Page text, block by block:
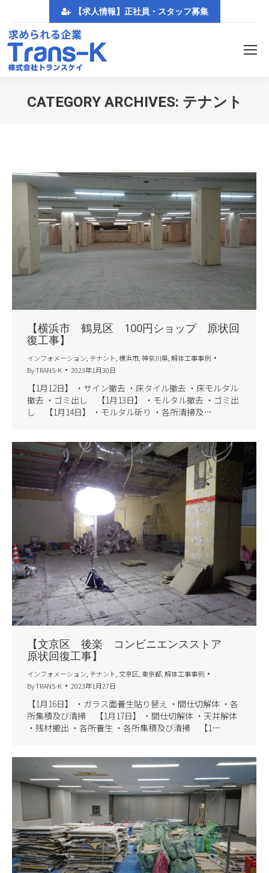
【求人情報】正社員・スタッフ募集
CATEGORY ARCHIVES: テナント
【横浜市 鶴見区 100円ショップ 原状回
復工事】
インフォメーション テナント 横浜市 神奈川県 解体工事事例
ByTRANS-K 2023年1月30日
【1月12日】 ・サイン撤去 ・床タイル撤去 ・床モルタル
撤去 ・ゴミ出し 【1月13日】 ・モルタル撤去 ・ゴミ出
し 【1月14日】 ・モルタル斫り ・各所清掃及…
【文京区 後楽 コンビニエンスストア
原状回復工事】
インフォメーション テナント 文京区 東京都 解体工事事例
ByTRANS-K 2023年1月27日
【1月16日】 ・ガラス面養生貼り替え ・間仕切解体 ・各
所集積及び清掃 【1月17日】 ・間仕切解体 ・天井解体
・残材搬出 ・各所養生 ・各所集積及び清掃 【1…